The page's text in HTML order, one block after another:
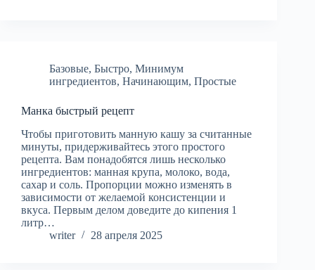
Базовые, Быстро, Минимум
ингредиентов, Начинающим, Простые
Манка быстрый рецепт
Чтобы приготовить манную кашу за считанные
минуты, придерживайтесь этого простого
рецепта. Вам понадобятся лишь несколько
ингредиентов: манная крупа, молоко, вода,
сахар и соль. Пропорции можно изменять в
зависимости от желаемой консистенции и
вкуса. Первым делом доведите до кипения 1
литр…
writer
28 апреля 2025